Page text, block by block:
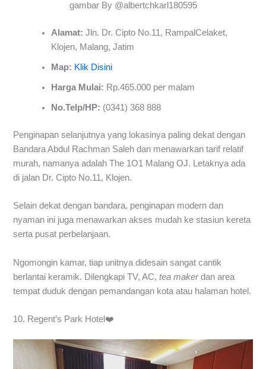
gambar By @albertchkarl180595
Alamat: Jln. Dr. Cipto No.11, RampalCelaket,
Klojen, Malang, Jatim
Map: Klik Disini
Harga Mulai: Rp.465.000 per malam
No.Telp/HP: (0341) 368 888
Penginapan selanjutnya yang lokasinya paling dekat dengan
Bandara Abdul Rachman Saleh dan menawarkan tarif relatif
murah, namanya adalah The 1O1 Malang OJ. Letaknya ada
di jalan Dr. Cipto No.11, Klojen.
Selain dekat dengan bandara, penginapan modern dan
nyaman ini juga menawarkan akses mudah ke stasiun kereta
serta pusat perbelanjaan.
Ngomongin kamar, tiap unitnya didesain sangat cantik
berlantai keramik. Dilengkapi TV, AC,tea makerdan area
tempat duduk dengan pemandangan kota atau halaman hotel.
10. Regent’s Park Hotel❤️